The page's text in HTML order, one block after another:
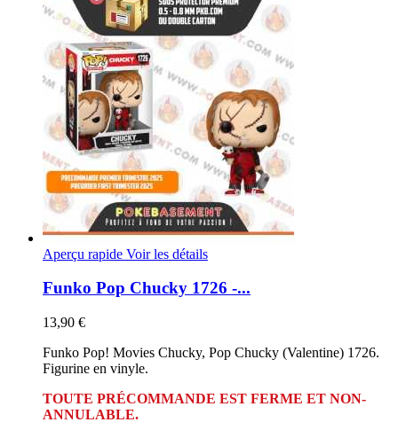
Aperçu rapide Voir les détails
Funko Pop Chucky 1726 -...
13,90 €
Funko Pop! Movies Chucky, Pop Chucky (Valentine) 1726.
Figurine en vinyle.
TOUTE PRÉCOMMANDE EST FERME ET NON-
ANNULABLE.